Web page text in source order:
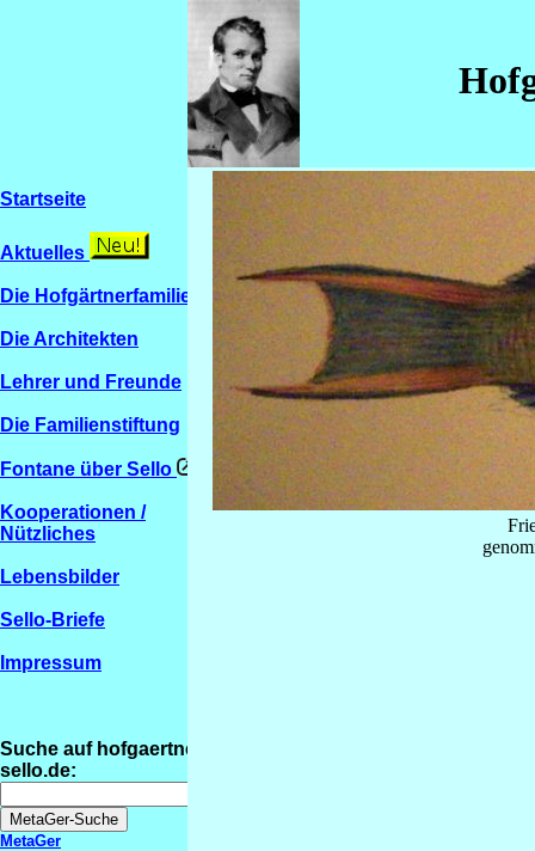
Startseite
Aktuelles
Die Hofgärtnerfamilien
Die Architekten
Lehrer und Freunde
Die Familienstiftung
Fontane über Sello
Kooperationen /
Nützliches
Lebensbilder
Sello-Briefe
Impressum
Suche auf hofgaertner-
sello.de:
MetaGer